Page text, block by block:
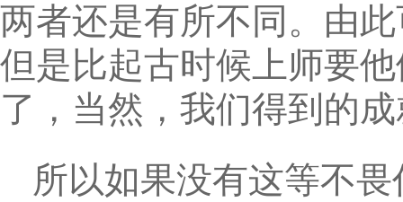
两者还是有所不同。由
但是比起古时候上师要
了，当然，我们得到的
所以如果没有这等不